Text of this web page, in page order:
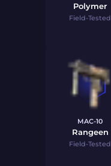
Polymer
Field-Tested
MAC-10
Rangeen
Field-Tested